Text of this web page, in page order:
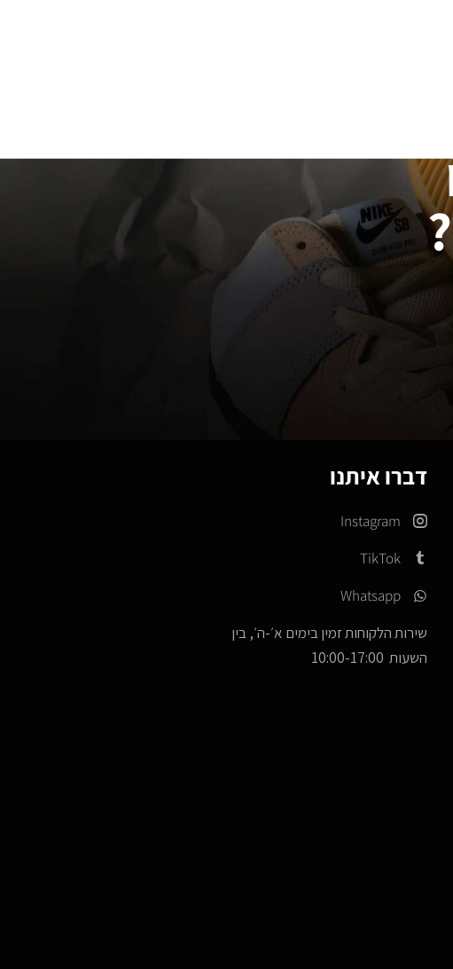
דברו איתנו
Instagram
TikTok
Whatsapp
שירות הלקוחות זמין בימים א׳-ה׳, בין
השעות 10:00-17:00